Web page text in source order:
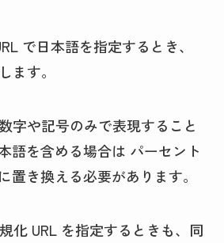
で日本語を指定するとき、
ます。
字や記号のみで表現すること
語を含める場合は パーセント
置き換える必要があります。
化 URL を指定するときも、同